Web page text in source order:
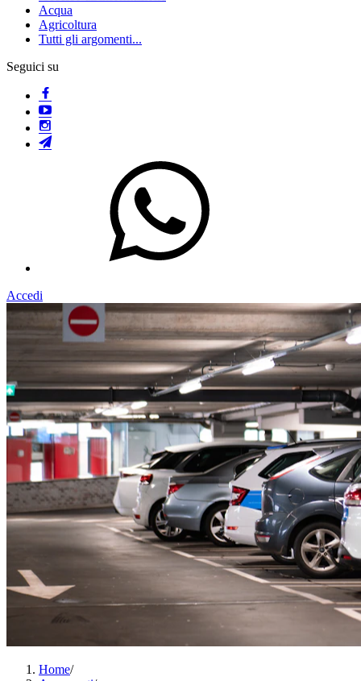
Acqua
Agricoltura
Tutti gli argomenti...
Seguici su
Accedi
Home/